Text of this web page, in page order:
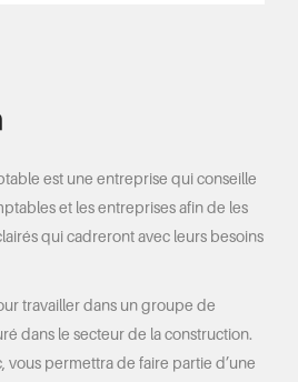
est une entreprise qui conseille
et les entreprises afin de les
qui cadreront avec leurs besoins
travailler dans un groupe de
dans le secteur de la construction.
vous permettra de faire partie d’une